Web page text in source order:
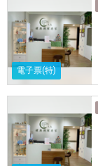
電子票(特)